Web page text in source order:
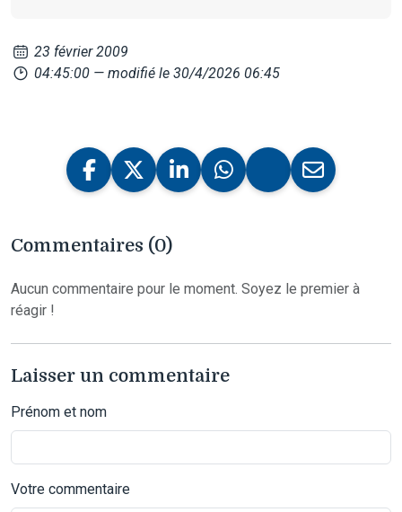
23 février 2009
04:45:00 — modifié le 30/4/2026 06:45
Commentaires (0)
Aucun commentaire pour le moment. Soyez le premier à
réagir !
Laisser un commentaire
Prénom et nom
Votre commentaire